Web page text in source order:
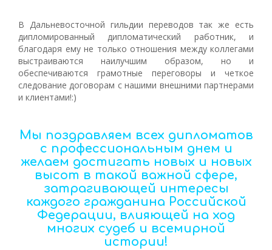
В Дальневосточной гильдии переводов так же есть
дипломированный дипломатический работник, и
благодаря ему не только отношения между коллегами
выстраиваются наилучшим образом, но и
обеспечиваются грамотные переговоры и четкое
следование договорам с нашими внешними партнерами
и клиентами!:)
Мы поздравляем всех дипломатов
с профессиональным днем и
желаем достигать новых и новых
высот в такой важной сфере,
затрагивающей интересы
каждого гражданина Российской
Федерации, влияющей на ход
многих судеб и всемирной
истории!